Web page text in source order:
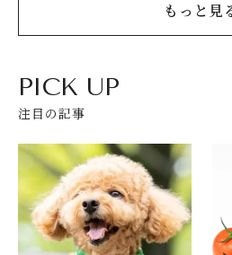
もっと見
PICK UP
注目の記事